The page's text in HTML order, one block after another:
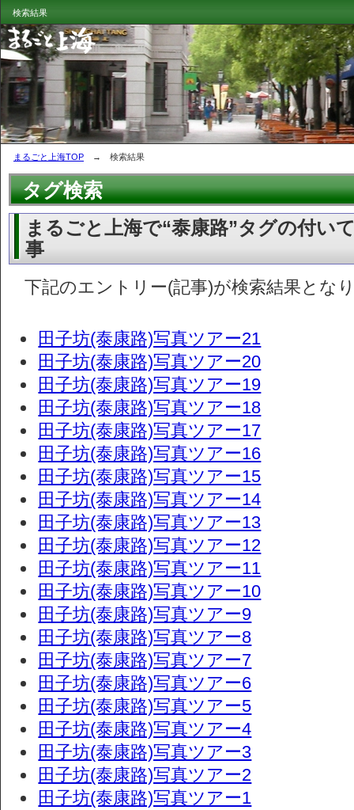
検索結果
タグ検索
まるごと上海で“泰康路”タグの付い
事
下記のエントリー(記事)が検索結果とな
田子坊(泰康路)写真ツアー21
田子坊(泰康路)写真ツアー20
田子坊(泰康路)写真ツアー19
田子坊(泰康路)写真ツアー18
田子坊(泰康路)写真ツアー17
田子坊(泰康路)写真ツアー16
田子坊(泰康路)写真ツアー15
田子坊(泰康路)写真ツアー14
田子坊(泰康路)写真ツアー13
田子坊(泰康路)写真ツアー12
田子坊(泰康路)写真ツアー11
田子坊(泰康路)写真ツアー10
田子坊(泰康路)写真ツアー9
田子坊(泰康路)写真ツアー8
田子坊(泰康路)写真ツアー7
田子坊(泰康路)写真ツアー6
田子坊(泰康路)写真ツアー5
田子坊(泰康路)写真ツアー4
田子坊(泰康路)写真ツアー3
田子坊(泰康路)写真ツアー2
田子坊(泰康路)写真ツアー1
まるごと上海TOP → 検索結果